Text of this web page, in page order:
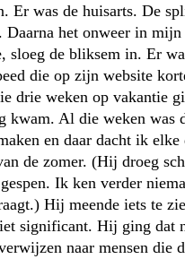
Er was de huisarts. De
Daarna het onweer in
sloeg de bliksem in. Er
die op zijn website
drie weken op vakantie
kwam. Al die weken was
en daar dacht ik elke
de zomer. (Hij droeg
Ik ken verder
Hij meende iets te
significant. Hij ging dat
naar mensen die